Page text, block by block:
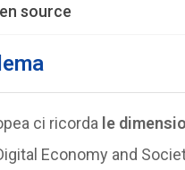
source
ci ricorda le
Economy and